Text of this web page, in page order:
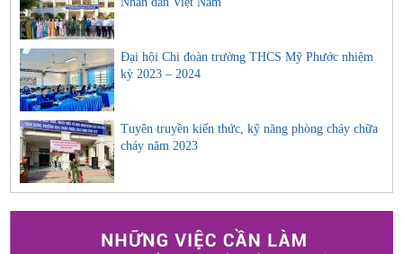
Đại hội Chi đoàn trường THCS Mỹ Phước nhiệm
kỳ 2023 – 2024
Tuyên truyền kiến thức, kỹ năng phòng cháy chữa
cháy năm 2023